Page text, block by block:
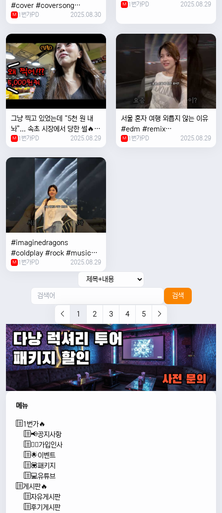
#cover #coversong
#singer #서울 #노을 #한국 #
한강
M 1번가PD 2025.08.30
M 1번가PD 2025.08.29
그냥 찍고 있었는데 “5천 원 내
놔”... 속초 시장에서 당한 썰🔥
M 1번가PD 2025.08.29
서울 혼자 여행 외릅지 않는 이유
#edm #remix
#electronicmusic #singer
#newmusic #music #여행
M 1번가PD 2025.08.29
#imaginedragons
#coldplay #rock #music
#concert
M 1번가PD 2025.08.29
검색
1 2 3 4 5
메뉴
1번가🔥
📢공지사항
🙇‍♂️가입인사
🌟이벤트
💟패키지
💻유튜브
게시판🔥
자유게시판
후기게시판